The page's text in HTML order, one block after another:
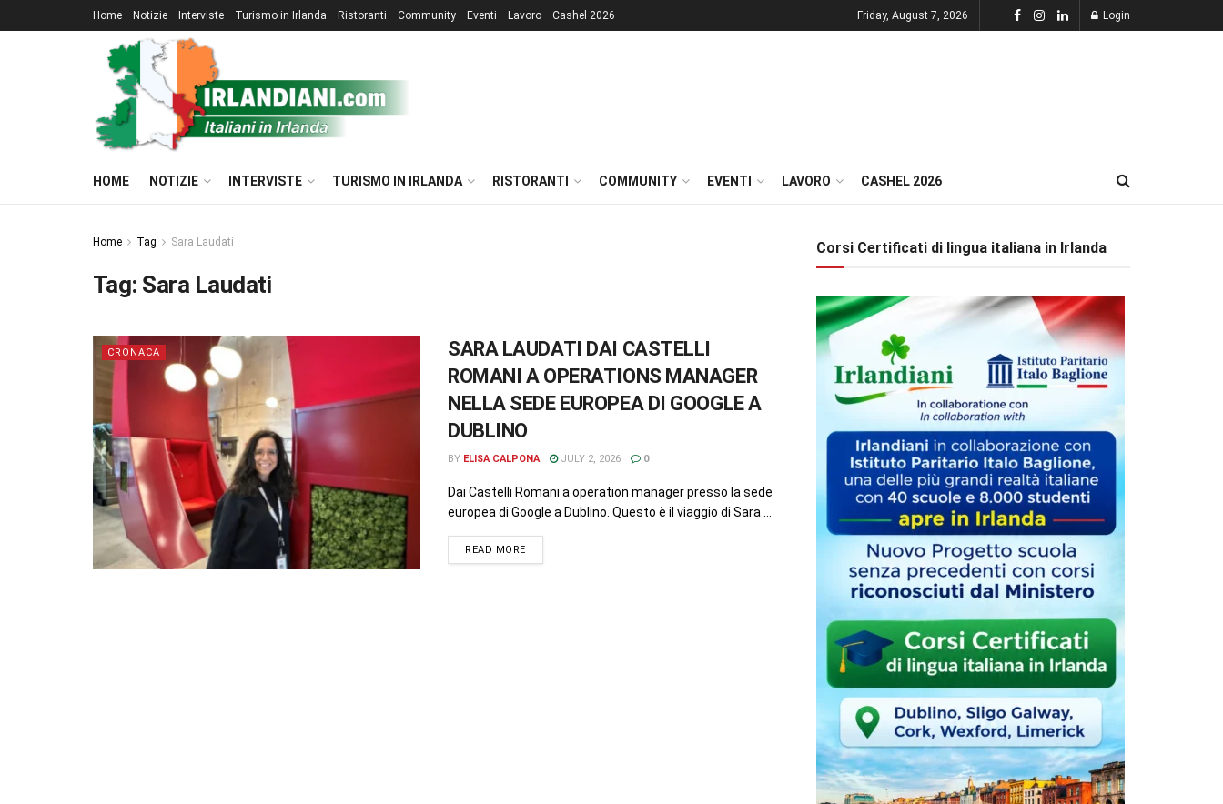
Home Notizie Interviste Turismo in Irlanda Ristoranti Community Eventi Lavoro Cashel 2026 Friday, August 7, 2026 Login
HOME NOTIZIE INTERVISTE TURISMO IN IRLANDA RISTORANTI COMMUNITY EVENTI LAVORO CASHEL 2026
Home Tag Sara Laudati
Tag: Sara Laudati
CRONACA
SARA LAUDATI DAI CASTELLI
ROMANI A OPERATIONS MANAGER
NELLA SEDE EUROPEA DI GOOGLE A
DUBLINO
BY ELISA CALPONA JULY 2, 2026 0
Dai Castelli Romani a operation manager presso la sede
europea di Google a Dublino. Questo è il viaggio di Sara ...
READ MORE
Corsi Certificati di lingua italiana in Irlanda